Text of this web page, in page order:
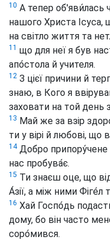
10 А тепер об'яви́лась
нашого Христа Ісуса,
на світло життя та
11 що для неї я був
апо́стола й учителя.
12 З цієї причини й
знаю, в Кого я
заховати на той день
13 Май же за взір
ти у вірі й любові, що
14Добро
нас пробува́є.
15 Ти знаєш оце, що
А́зії, а між ними Фіге́л
16 Хай Госпо́дь
дому, бо він часто
соро́мився.